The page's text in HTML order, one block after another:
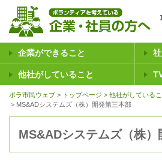
企業ができること
他社がしていること
ボラ市民ウェブ トップページ 他社がしているこ
MS&ADシステムズ（株）開発第三本部
MS&ADシステムズ（株）